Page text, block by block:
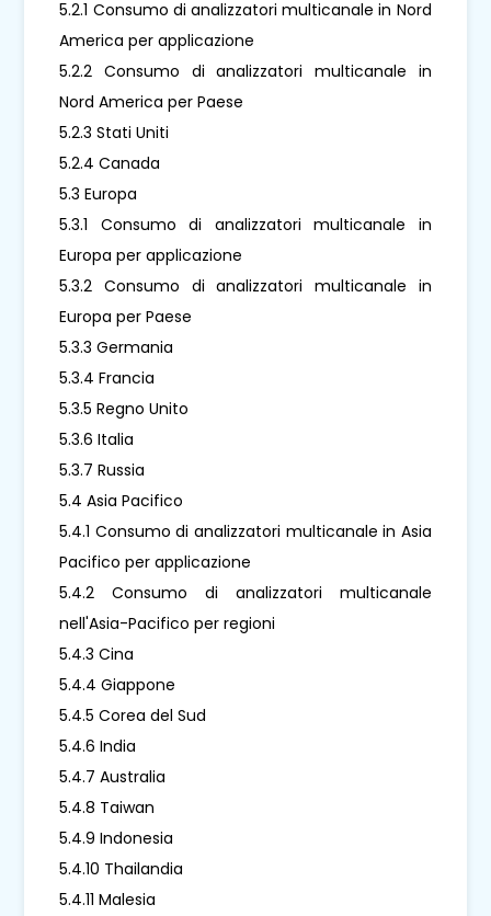
5.2.1 Consumo di analizzatori multicanale in Nord
America per applicazione
5.2.2 Consumo di analizzatori multicanale in
Nord America per Paese
5.2.3 Stati Uniti
5.2.4 Canada
5.3 Europa
5.3.1 Consumo di analizzatori multicanale in
Europa per applicazione
5.3.2 Consumo di analizzatori multicanale in
Europa per Paese
5.3.3 Germania
5.3.4 Francia
5.3.5 Regno Unito
5.3.6 Italia
5.3.7 Russia
5.4 Asia Pacifico
5.4.1 Consumo di analizzatori multicanale in Asia
Pacifico per applicazione
5.4.2 Consumo di analizzatori multicanale
nell'Asia-Pacifico per regioni
5.4.3 Cina
5.4.4 Giappone
5.4.5 Corea del Sud
5.4.6 India
5.4.7 Australia
5.4.8 Taiwan
5.4.9 Indonesia
5.4.10 Thailandia
5.4.11 Malesia